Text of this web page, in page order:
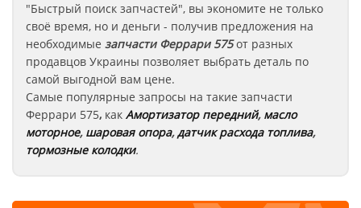
"Быстрый поиск запчастей", вы экономите не только
своё время, но и деньги - получив предложения на
необходимые запчастиФеррари 575от разных
продавцов Украины позволяет выбрать деталь по
самой выгодной вам цене.
Самые популярные запросы на такие запчасти
Феррари 575, как Амортизатор передний, масло
моторное, шаровая опора,датчик расхода топлива,
тормозные колодки.